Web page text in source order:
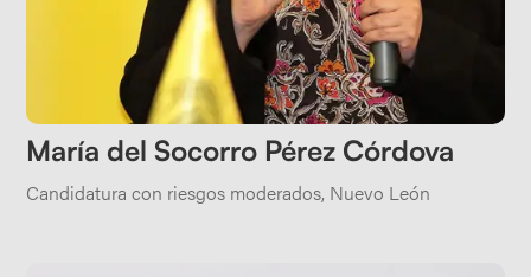
María del Socorro Pérez Córdova
Candidatura con riesgos moderados, Nuevo León